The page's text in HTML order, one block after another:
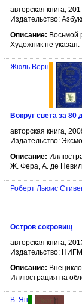
авторская книга,
Издательство:
Описание: Восьмой
Художник не указан.
Жюль Верн
Вокруг света за 80
авторская книга,
Издательство: Эксмо
Описание:
Ж. Фера, А. де
Роберт Льюис
Остров сокровищ
авторская книга,
Издательство:
Описание:
Иллюстрация на
В. Ян